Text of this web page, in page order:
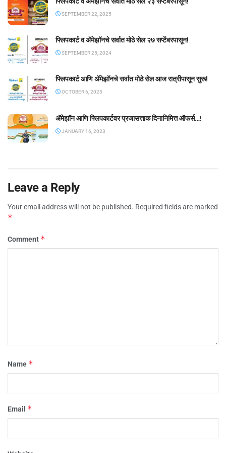
SEPTEMBER 22, 2025
फ्लिपकार्ट व ॲमेझॉनचे सर्वात मोठे सेल २७ सप्टेंबरपासून!
SEPTEMBER 25, 2024
फ्लिपकार्ट आणि ॲमेझॉनचे सर्वात मोठे सेल आज रात्रीपासून सुरू!
OCTOBER 6, 2023
ॲमेझॉन आणि फ्लिपकार्टवर प्रजासत्ताक दिनानिमित्त ऑफर्स…!
JANUARY 16, 2023
Leave a Reply
Your email address will not be published. Required fields are marked
*
Comment *
Name *
Email *